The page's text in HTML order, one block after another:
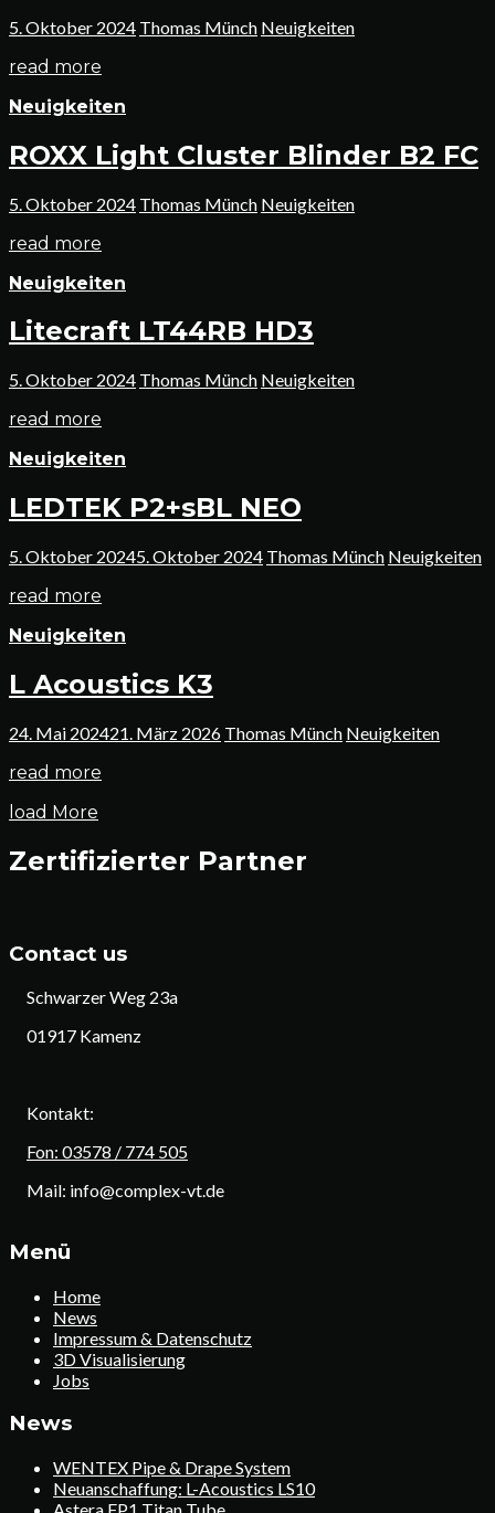
5. Oktober 2024 Thomas Münch Neuigkeiten
read more
Neuigkeiten
ROXX Light Cluster Blinder B2 FC
5. Oktober 2024 Thomas Münch Neuigkeiten
read more
Neuigkeiten
Litecraft LT44RB HD3
5. Oktober 2024 Thomas Münch Neuigkeiten
read more
Neuigkeiten
LEDTEK P2+sBL NEO
5. Oktober 20245. Oktober 2024 Thomas Münch Neuigkeiten
read more
Neuigkeiten
L Acoustics K3
24. Mai 202421. März 2026 Thomas Münch Neuigkeiten
read more
load More
Zertifizierter Partner
Contact us
Schwarzer Weg 23a
01917 Kamenz
Kontakt:
Fon: 03578 / 774 505
Mail: info@complex-vt.de
Menü
Home
News
Impressum & Datenschutz
3D Visualisierung
Jobs
News
WENTEX Pipe & Drape System
Neuanschaffung: L-Acoustics LS10